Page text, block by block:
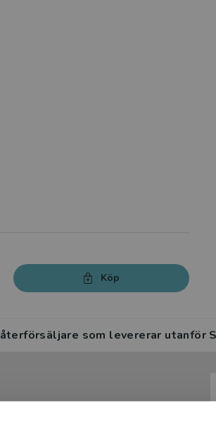
Köp
som levererar utanför